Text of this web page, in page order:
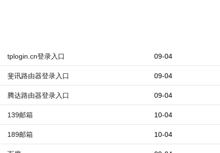
09-04
tplogin.cn登录入口
09-04
斐讯路由器登录入口
09-04
腾达路由器登录入口
10-04
139邮箱
10-04
189邮箱